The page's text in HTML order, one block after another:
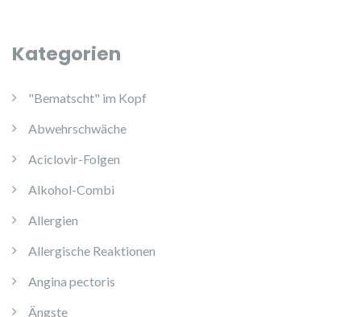
Kategorien
"Bematscht" im Kopf
Abwehrschwäche
Aciclovir-Folgen
Alkohol-Combi
Allergien
Allergische Reaktionen
Angina pectoris
Ängste